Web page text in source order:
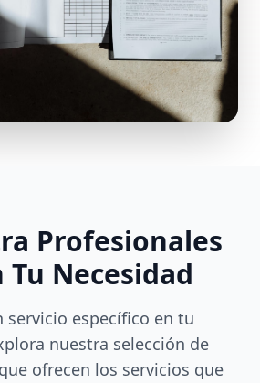
Profesionales
Tu Necesidad
servicio específico en tu
nuestra selección de
ofrecen los servicios que